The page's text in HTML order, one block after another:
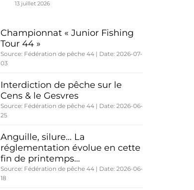
13 juillet 2026
Championnat « Junior Fishing
Tour 44 »
Source: Fédération de pêche 44
Date: 2026-07-
03
Interdiction de pêche sur le
Cens & le Gesvres
Source: Fédération de pêche 44
Date: 2026-06-
25
Anguille, silure… La
réglementation évolue en cette
fin de printemps…
Source: Fédération de pêche 44
Date: 2026-06-
18